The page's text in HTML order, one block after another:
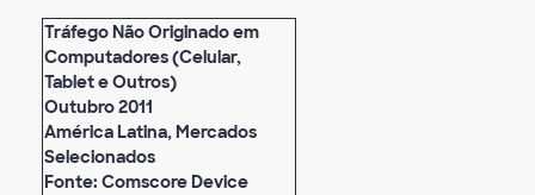
Tráfego Não Originado em
Computadores (Celular,
Tablet e Outros)
Outubro 2011
América Latina, Mercados
Selecionados
Fonte: Comscore Device